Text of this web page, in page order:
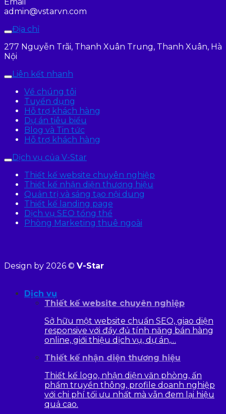
admin@vstarvn.com
Địa chỉ
277 Nguyễn Trãi, Thanh Xuân Trung, Thanh Xuân, Hà
Nội
Liên kết nhanh
Về chúng tôi
Tuyển dụng
Hỗ trợ khách hàng
Dự án tiêu biểu
Blog và Tin tức
Hỗ trợ khách hàng
Dịch vụ của V-Star
Thiết kế website chuyên nghiệp
Thiết kế nhận diện thương hiệu
Quản trị và sáng tạo nội dung
Thiết kế landing page
Dịch vụ SEO tổng thể
Phòng Marketing thuê ngoài
Design by 2026 © V-Star
Dịch vụ
Thiết kế website chuyên nghiệp
Sở hữu một website chuẩn SEO, giao diện
responsive với đầy đủ tính năng bán hàng
online, giới thiệu dịch vụ, dự án,…
Thiết kế nhận diện thương hiệu
Thiết kế logo, nhận diện văn phòng, ấn
phẩm truyền thông, profile doanh nghiệp
với chi phí tối ưu nhất mà vẫn đem lại hiệu
quả cao.